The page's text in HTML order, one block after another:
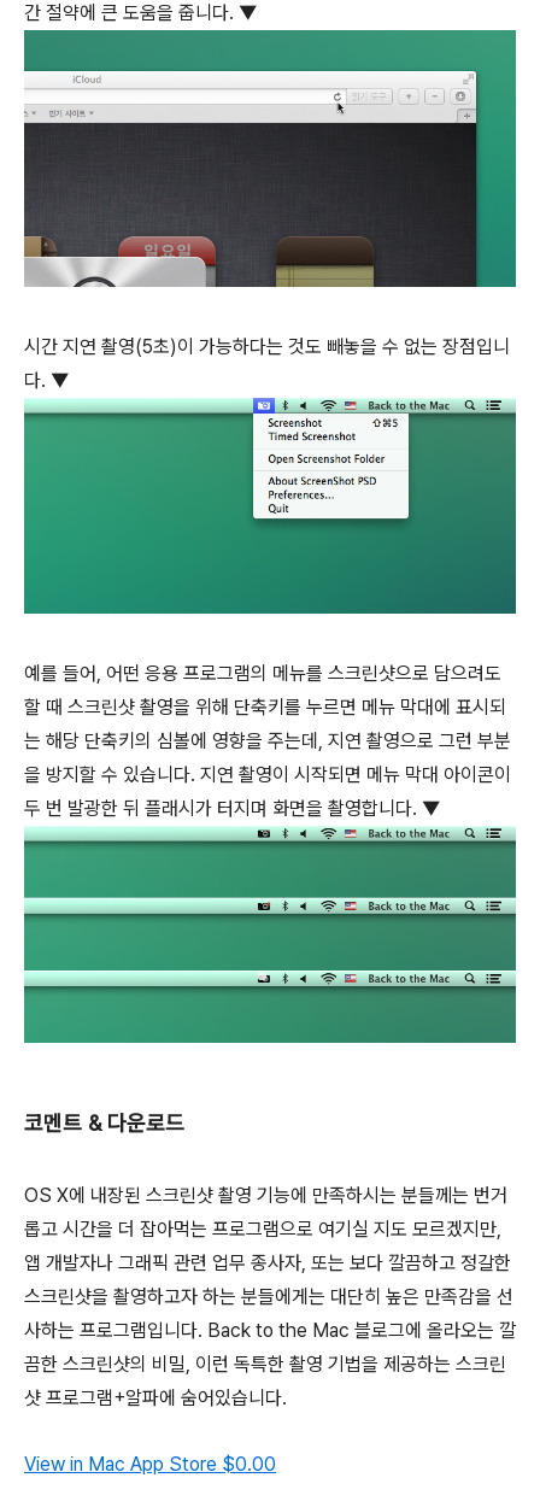
간 절약에 큰 도움을 줍니다. ▼
시간 지연 촬영(5초)이 가능하다는 것도 빼놓을 수 없는 장점입니
다. ▼
예를 들어, 어떤 응용 프로그램의 메뉴를 스크린샷으로 담으려도
할 때 스크린샷 촬영을 위해 단축키를 누르면 메뉴 막대에 표시되
는 해당 단축키의 심볼에 영향을 주는데, 지연 촬영으로 그런 부분
을 방지할 수 있습니다. 지연 촬영이 시작되면 메뉴 막대 아이콘이
두 번 발광한 뒤 플래시가 터지며 화면을 촬영합니다. ▼
코멘트 & 다운로드
OS X에 내장된 스크린샷 촬영 기능에 만족하시는 분들께는 번거
롭고 시간을 더 잡아먹는 프로그램으로 여기실 지도 모르겠지만,
앱 개발자나 그래픽 관련 업무 종사자, 또는 보다 깔끔하고 정갈한
스크린샷을 촬영하고자 하는 분들에게는 대단히 높은 만족감을 선
사하는 프로그램입니다. Back to the Mac 블로그에 올라오는 깔
끔한 스크린샷의 비밀, 이런 독특한 촬영 기법을 제공하는 스크린
샷 프로그램+알파에 숨어있습니다.
View in Mac App Store $0.00